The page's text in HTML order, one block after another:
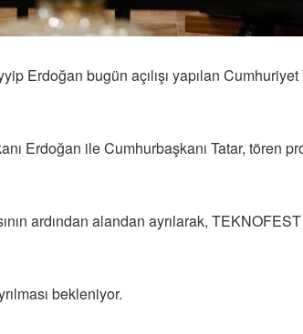
Erdoğan bugün açılışı yapılan
Erdoğan ile Cumhurbaşkanı Tatar, tören
ardından alandan ayrılarak,
bekleniyor.